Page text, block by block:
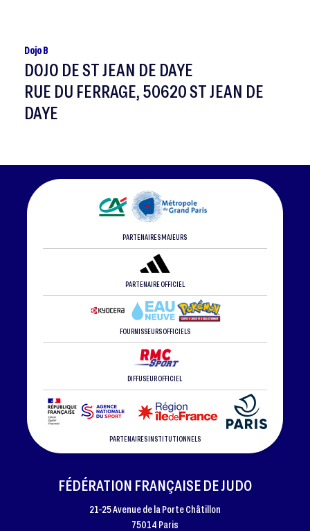
Dojo B
DOJO DE ST JEAN DE DAYE
RUE DU FERRAGE, 50620 ST JEAN DE
DAYE
PARTENAIRES MAJEURS
PARTENAIRE OFFICIEL
FOURNISSEURS OFFICIELS
DIFFUSEUR OFFICIEL
PARTENAIRES INSTITUTIONNELS
FÉDÉRATION FRANÇAISE DE JUDO
21-25 Avenue de la Porte Châtillon
75014 Paris